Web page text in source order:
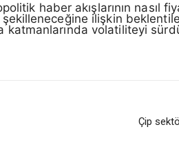
haber akışlarının nasıl
ilişkin
katmanlarında volatiliteyi
Çip